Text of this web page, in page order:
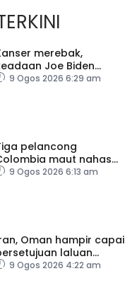
merebak,
Joe Biden
serius
9 Ogos 2026 6:29 am
pelancong
maut nahas
di Rio de
9 Ogos 2026 6:13 am
Oman hampir capai
laluan
Selat Hormuz
9 Ogos 2026 4:22 am